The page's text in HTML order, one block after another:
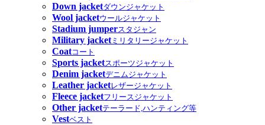
Down jacketダウンジャケット
Wool jacketウールジャケット
Stadium jumperスタジャン
Military jacketミリタリージャケット
Coatコート
Sports jacketスポーツジャケット
Denim jacketデニムジャケット
Leather jacketレザージャケット
Fleece jacketフリースジャケット
Other jacketテーラード,ハンティング等
Vestベスト